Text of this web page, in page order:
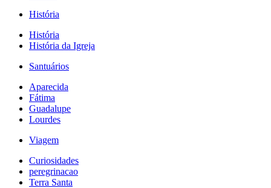
História
História
História da Igreja
Santuários
Aparecida
Fátima
Guadalupe
Lourdes
Viagem
Curiosidades
peregrinacao
Terra Santa